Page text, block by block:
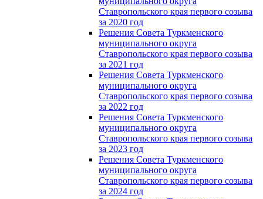
Ставропольского края первого созыва
за 2020 год
Решения Совета Туркменского
муниципального округа
Ставропольского края первого созыва
за 2021 год
Решения Совета Туркменского
муниципального округа
Ставропольского края первого созыва
за 2022 год
Решения Совета Туркменского
муниципального округа
Ставропольского края первого созыва
за 2023 год
Решения Совета Туркменского
муниципального округа
Ставропольского края первого созыва
за 2024 год